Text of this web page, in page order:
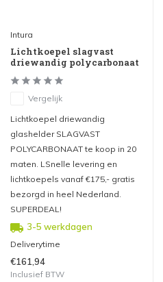
Intura
Lichtkoepel slagvast
driewandig polycarbonaat
Vergelijk
Lichtkoepel driewandig
glashelder SLAGVAST
POLYCARBONAAT te koop in 20
maten. LSnelle levering en
lichtkoepels vanaf €175,- gratis
bezorgd in heel Nederland.
SUPERDEAL!
3-5 werkdagen
Deliverytime
€161,94
Inclusief BTW